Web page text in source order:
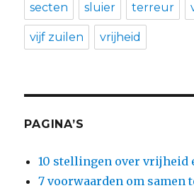
secten sluier terreur
vijf zuilen vrijheid
PAGINA’S
10 stellingen over vrijheid
7 voorwaarden om samen